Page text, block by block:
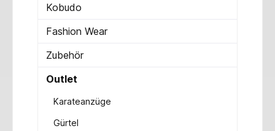
Kobudo
Fashion Wear
Zubehör
Outlet
Karateanzüge
Gürtel